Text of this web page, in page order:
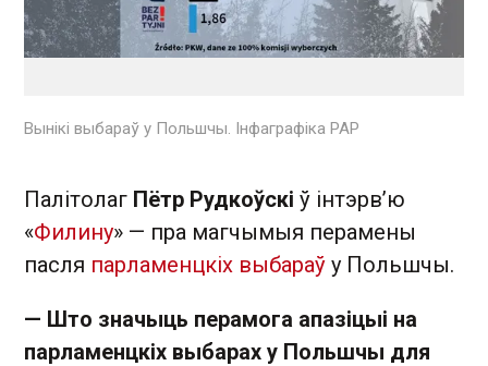
Вынікі выбараў у Польшчы. Інфаграфіка РАР
Палітолаг Пётр Рудкоўскі ў інтэрв’ю
«Филину» — пра магчымыя перамены
пасля парламенцкіх выбараў у Польшчы.
— Што значыць перамога апазіцыі на
парламенцкіх выбарах у Польшчы для